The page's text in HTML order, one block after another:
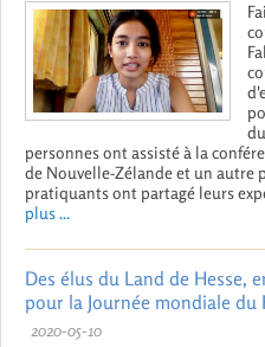
personnes ont assisté à la
de Nouvelle-Zélande et un autre
pratiquants ont partagé leurs
plus ...
Des élus du Land de Hesse,
pour la Journée mondiale du
2020-05-10